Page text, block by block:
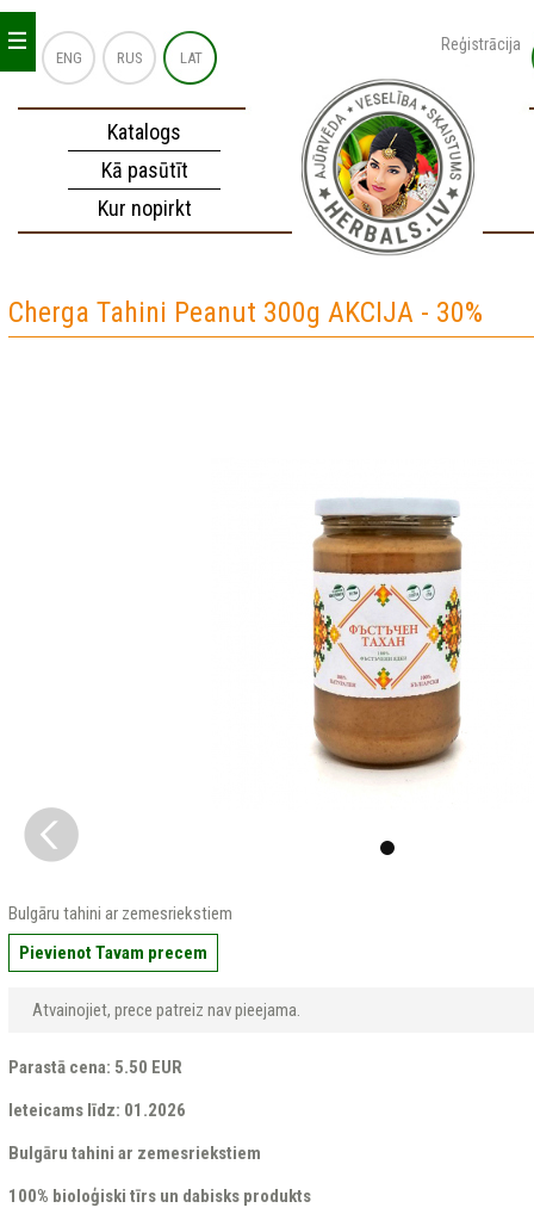
ENG RUS LAT
Reģistrācija
Katalogs
Kā pasūtīt
Kur nopirkt
_
_
_
Cherga Tahini Peanut 300g AKCIJA - 30%
Bulgāru tahini ar zemesriekstiem
Pievienot Tavam precem
Atvainojiet, prece patreiz nav pieejama.
Parastā cena: 5.50 EUR
Ieteicams līdz: 01.2026
Bulgāru tahini ar zemesriekstiem
100% bioloģiski tīrs un dabisks produkts